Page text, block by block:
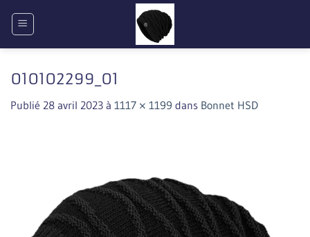
010102299_01
Publié 28 avril 2023 à 1117 × 1199 dans Bonnet HSD